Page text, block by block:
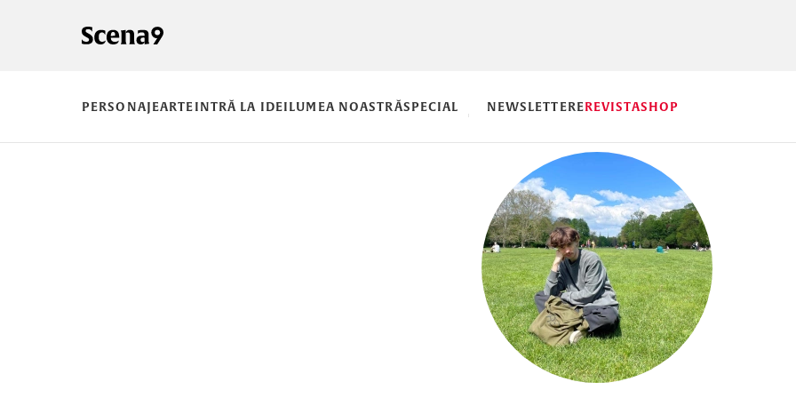
PERSONAJEARTEINTRĂ LA IDEILUMEA NOASTRĂSPECIAL NEWSLETTEREREVISTASHOP